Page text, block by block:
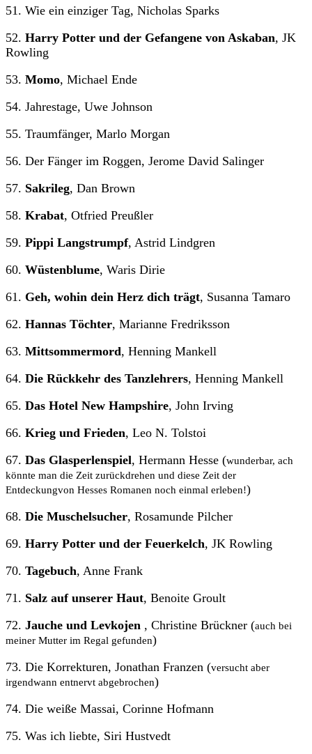
51. Wie ein einziger Tag, Nicholas Sparks
52. Harry Potter und der Gefangene von Askaban, JK
Rowling
53. Momo, Michael Ende
54. Jahrestage, Uwe Johnson
55. Traumfänger, Marlo Morgan
56. Der Fänger im Roggen, Jerome David Salinger
57. Sakrileg, Dan Brown
58. Krabat, Otfried Preußler
59. Pippi Langstrumpf, Astrid Lindgren
60. Wüstenblume, Waris Dirie
61. Geh, wohin dein Herz dich trägt, Susanna Tamaro
62. Hannas Töchter, Marianne Fredriksson
63. Mittsommermord, Henning Mankell
64. Die Rückkehr des Tanzlehrers, Henning Mankell
65. Das Hotel New Hampshire, John Irving
66. Krieg und Frieden, Leo N. Tolstoi
67. Das Glasperlenspiel, Hermann Hesse (wunderbar, ach
könnte man die Zeit zurückdrehen und diese Zeit der
Entdeckungvon Hesses Romanen noch einmal erleben!)
68. Die Muschelsucher, Rosamunde Pilcher
69. Harry Potter und der Feuerkelch, JK Rowling
70. Tagebuch, Anne Frank
71. Salz auf unserer Haut, Benoite Groult
72. Jauche und Levkojen , Christine Brückner (auch bei
meiner Mutter im Regal gefunden)
73. Die Korrekturen, Jonathan Franzen (versucht aber
irgendwann entnervt abgebrochen)
74. Die weiße Massai, Corinne Hofmann
75. Was ich liebte, Siri Hustvedt